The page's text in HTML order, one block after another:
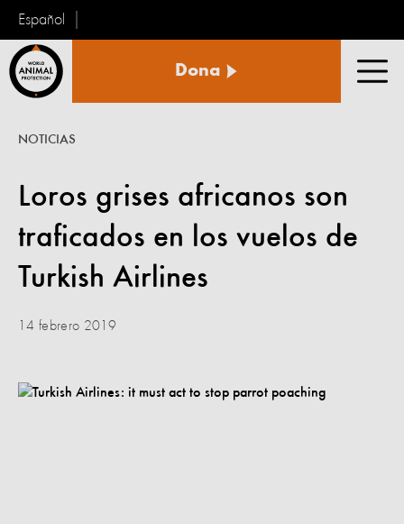
Español
Animal
Dona
Loros grises africanos son
traficados en los vuelos de
Turkish Airlines
NOTICIAS
14 febrero 2019